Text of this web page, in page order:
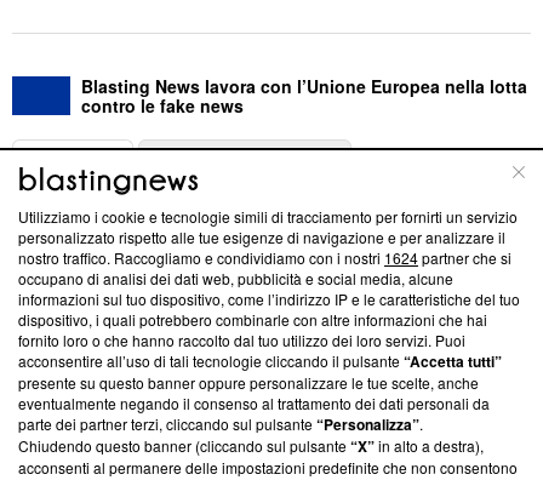
Blasting News lavora con l’Unione Europea nella lotta
contro le fake news
ABOUT
Questa sezione offre informazioni trasparenti su Blasting
News, sui nostri processi editoriali e su come ci impegniamo a
creare news di qualità. Inoltre, afferma la nostra aderenza a
‘Trust Project - News with Integrity’Blasting News non è
ancora membro del programma, ma ha richiesto di farne
parte; Trust Project non ha ancora effettuato una verifica di
conformità agli standard.
Su di noi
Team editoriale
Utilizziamo i cookie e tecnologie simili di tracciamento per fornirti un servizio
personalizzato rispetto alle tue esigenze di navigazione e per analizzare il
nostro traffico. Raccogliamo e condividiamo con i nostri 1624partner che si
occupano di analisi dei dati web, pubblicità e social media, alcune
informazioni sul tuo dispositivo, come l’indirizzo IP e le caratteristiche del tuo
dispositivo, i quali potrebbero combinarle con altre informazioni che hai
fornito loro o che hanno raccolto dal tuo utilizzo dei loro servizi. Puoi
acconsentire all’uso di tali tecnologie cliccando il pulsante“Accetta tutti”
presente su questo banner oppure personalizzare le tue scelte, anche
eventualmente negando il consenso al trattamento dei dati personali da
parte dei partner terzi, cliccando sul pulsante“Personalizza”.
Chiudendo questo banner (cliccando sul pulsante“X”in alto a destra),
acconsenti al permanere delle impostazioni predefinite che non consentono